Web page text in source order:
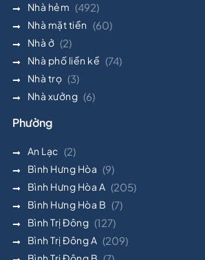
Nhà hẻm (492)
Nhà mặt tiền (60)
Nhà ở (2)
Nhà phố liền kề (74)
Nhà trọ (3)
Nhà xưởng (6)
Phường
An Lạc (2)
Bình Hưng Hòa (9)
Bình Hưng Hòa A (205)
Bình Hưng Hòa B (7)
Bình Trị Đông (127)
Bình Trị Đông A (209)